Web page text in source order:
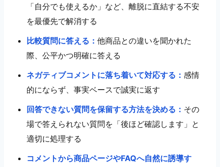
「自分でも使えるか」など、離脱に直結する不安
を最優先で解消する
比較質問に答える：他商品との違いを聞かれた
際、公平かつ明確に答える
ネガティブコメントに落ち着いて対応する：感情
的にならず、事実ベースで誠実に返す
回答できない質問を保留する方法を決める： その
場で答えられない質問を「後ほど確認します」と
適切に処理する
コメントから商品ページやFAQへ自然に誘導す